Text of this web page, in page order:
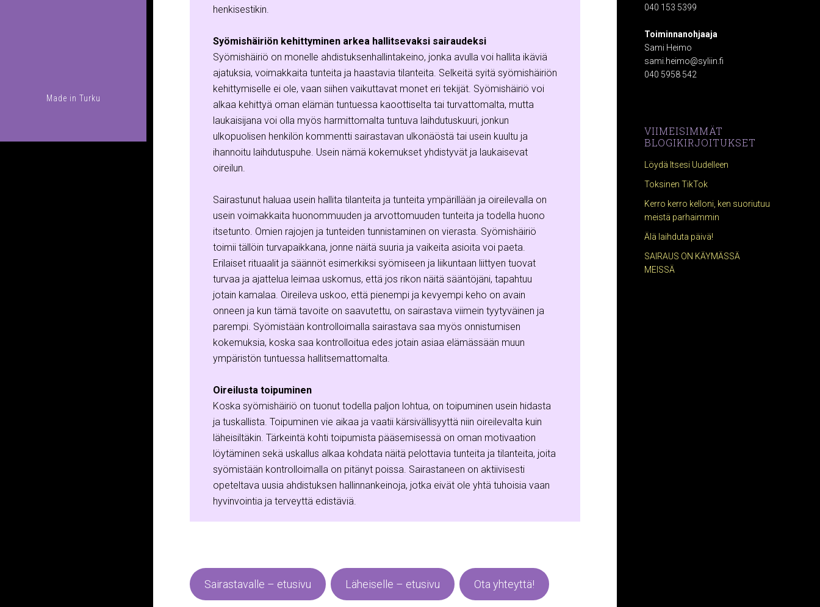
Made in Turku
henkisestikin.
Syömishäiriön kehittyminen arkea hallitsevaksi sairaudeksi
Syömishäiriö on monelle ahdistuksenhallintakeino, jonka avulla voi hallita ikäviä
ajatuksia, voimakkaita tunteita ja haastavia tilanteita. Selkeitä syitä syömishäiriön
kehittymiselle ei ole, vaan siihen vaikuttavat monet eri tekijät. Syömishäiriö voi
alkaa kehittyä oman elämän tuntuessa kaoottiselta tai turvattomalta, mutta
laukaisijana voi olla myös harmittomalta tuntuva laihdutuskuuri, jonkun
ulkopuolisen henkilön kommentti sairastavan ulkonäöstä tai usein kuultu ja
ihannoitu laihdutuspuhe. Usein nämä kokemukset yhdistyvät ja laukaisevat
oireilun.
Sairastunut haluaa usein hallita tilanteita ja tunteita ympärillään ja oireilevalla on
usein voimakkaita huonommuuden ja arvottomuuden tunteita ja todella huono
itsetunto. Omien rajojen ja tunteiden tunnistaminen on vierasta. Syömishäiriö
toimii tällöin turvapaikkana, jonne näitä suuria ja vaikeita asioita voi paeta.
Erilaiset rituaalit ja säännöt esimerkiksi syömiseen ja liikuntaan liittyen tuovat
turvaa ja ajattelua leimaa uskomus, että jos rikon näitä sääntöjäni, tapahtuu
jotain kamalaa. Oireileva uskoo, että pienempi ja kevyempi keho on avain
onneen ja kun tämä tavoite on saavutettu, on sairastava viimein tyytyväinen ja
parempi. Syömistään kontrolloimalla sairastava saa myös onnistumisen
kokemuksia, koska saa kontrolloitua edes jotain asiaa elämässään muun
ympäristön tuntuessa hallitsemattomalta.
Oireilusta toipuminen
Koska syömishäiriö on tuonut todella paljon lohtua, on toipuminen usein hidasta
ja tuskallista. Toipuminen vie aikaa ja vaatii kärsivällisyyttä niin oireilevalta kuin
läheisiltäkin. Tärkeintä kohti toipumista pääsemisessä on oman motivaation
löytäminen sekä uskallus alkaa kohdata näitä pelottavia tunteita ja tilanteita, joita
syömistään kontrolloimalla on pitänyt poissa. Sairastaneen on aktiivisesti
opeteltava uusia ahdistuksen hallinnankeinoja, jotka eivät ole yhtä tuhoisia vaan
hyvinvointia ja terveyttä edistäviä.
Sairastavalle – etusivu Läheiselle – etusivu Ota yhteyttä!
040 153 5399
Toiminnanohjaaja
Sami Heimo
sami.heimo@syliin.fi
040 5958 542
VIIMEISIMMÄT
BLOGIKIRJOITUKSET
Löydä Itsesi Uudelleen
Toksinen TikTok
Kerro kerro kelloni, ken suoriutuu
meistä parhaimmin
Älä laihduta päivä!
SAIRAUS ON KÄYMÄSSÄ
MEISSÄ